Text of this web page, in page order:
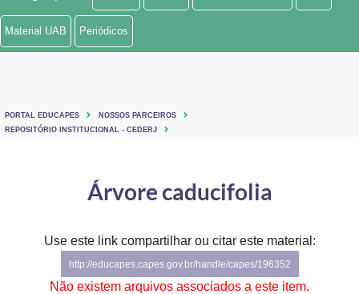
Ministério de Minas e Energia
Ministério do Turismo
Controladoria-Geral da União
Material UAB Periódicos
PORTAL EDUCAPES
NOSSOS PARCEIROS
REPOSITÓRIO INSTITUCIONAL - CEDERJ
Árvore caducifolia
Use este link compartilhar ou citar este material:
http://educapes.capes.gov.br/handle/capes/196352
Não existem arquivos associados a este item.